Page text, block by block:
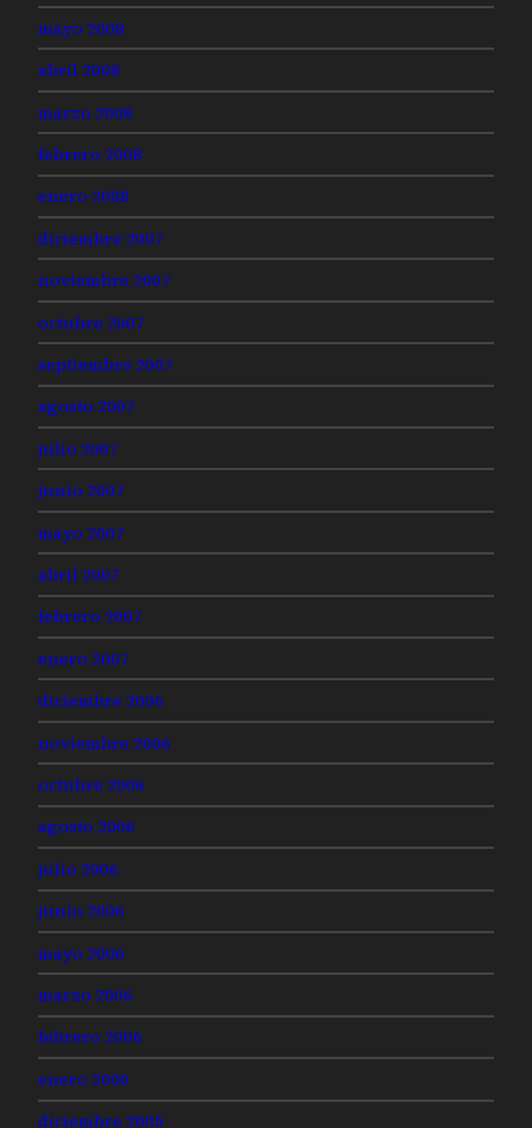
mayo 2008
abril 2008
marzo 2008
febrero 2008
enero 2008
diciembre 2007
noviembre 2007
octubre 2007
septiembre 2007
agosto 2007
julio 2007
junio 2007
mayo 2007
abril 2007
febrero 2007
enero 2007
diciembre 2006
noviembre 2006
octubre 2006
agosto 2006
julio 2006
junio 2006
mayo 2006
marzo 2006
febrero 2006
enero 2006
diciembre 2005